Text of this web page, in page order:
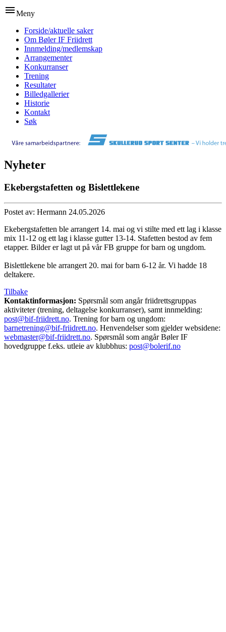
menuMeny
Forside/aktuelle saker
Om Bøler IF Friidrett
Innmelding/medlemskap
Arrangementer
Konkurranser
Trening
Resultater
Billedgallerier
Historie
Kontakt
Søk
Nyheter
Ekebergstafetten og Bislettlekene
Postet av: Hermann 24.05.2026
Ekebergstafetten ble arrangert 14. mai og vi stilte med ett lag i klasse
mix 11-12 og ett lag i klasse gutter 13-14. Stafetten bestod av fem
etapper. Bilder er lagt ut på vår FB gruppe for barn og ungdom.
Bislettlekene ble arrangert 20. mai for barn 6-12 år. Vi hadde 18
deltakere.
Tilbake
Kontaktinformasjon: Spørsmål som angår friidrettsgruppas
aktiviteter (trening, deltagelse konkurranser), samt innmelding:
post@bif-friidrett.no. Trening for barn og ungdom:
barnetrening@bif-friidrett.no. Henvendelser som gjelder websidene:
webmaster@bif-friidrett.no. Spørsmål som angår Bøler IF
hovedgruppe f.eks. utleie av klubbhus: post@bolerif.no